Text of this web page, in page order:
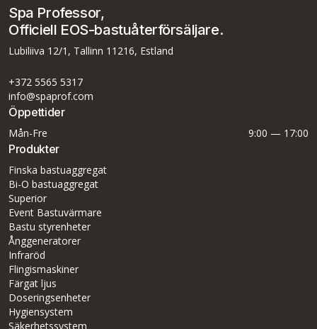
Spa Professor,
Officiell EOS-bastuåterförsäljare.
Lubiliiva 12/1, Tallinn 11216, Estland
+372 5565 5317
info@spaprof.com
Öppettider
Mån-Fre 9:00 — 17:00
Produkter
Finska bastuaggregat
Bi-O bastuaggregat
Superior
Event Bastuvärmare
Bastu styrenheter
Ånggeneratorer
Infraröd
Flingismaskiner
Färgat ljus
Doseringsenheter
Hygiensystem
Säkerhetssystem